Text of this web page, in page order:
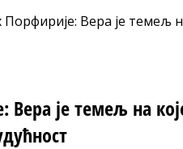
Порфирије: Вера је темељ
Вера је темељ на